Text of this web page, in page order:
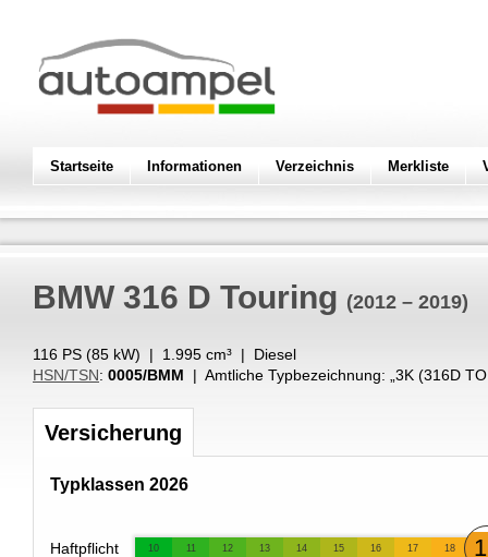
Startseite Informationen Verzeichnis Merkliste
BMW 316 D Touring (2012 – 2019)
116 PS (85 kW) | 1.995 cm³ | Diesel
HSN/TSN: 0005/BMM | Amtliche Typbezeichnung: „ 3K (316D
Versicherung
Typklassen 2026
Haftpflicht 10 11 12 13 14 15 16 17 18